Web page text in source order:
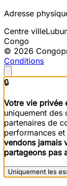
Adresse
Centre ville
Congo
© 2026
Conditions
🔒
Votre vie privée
uniquement des
partenaires de
performances
vendons jamais
partageons pas
Uniquement les